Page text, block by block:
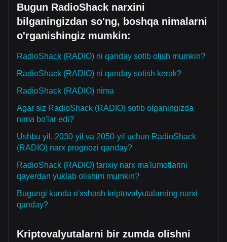
Bugun RadioShack narxini
bilganingizdan so'ng, boshqa nimalarni
o'rganishingiz mumkin:
RadioShack (RADIO) ni qanday sotib olish mumkin?
RadioShack (RADIO) ni qanday sotish kerak?
RadioShack (RADIO) nima
Agar siz RadioShack (RADIO) sotib olganingizda
nima bo'lar edi?
Ushbu yil, 2030-yil va 2050-yil uchun RadioShack
(RADIO) narx prognozi qanday?
RadioShack (RADIO) tarixiy narx ma'lumotlarini
qayerdan yuklab olishim mumkin?
Bugungi kunda o'xshash kriptovalyutalarning narxi
qanday?
Kriptovalyutalarni bir zumda olishni